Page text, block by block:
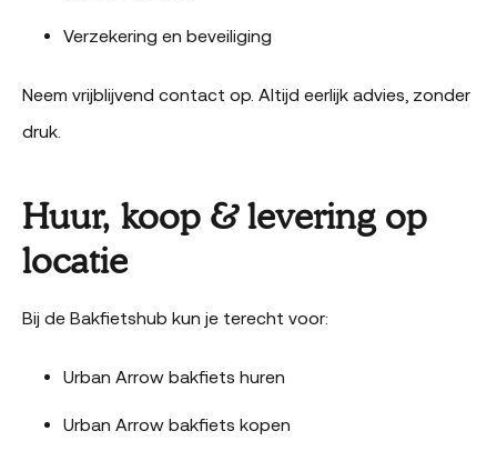
Verzekering en beveiliging
Neem vrijblijvend contact op. Altijd eerlijk advies, zonder
druk.
Huur, koop & levering op
locatie
Bij de Bakfietshub kun je terecht voor:
Urban Arrow bakfiets huren
Urban Arrow bakfiets kopen